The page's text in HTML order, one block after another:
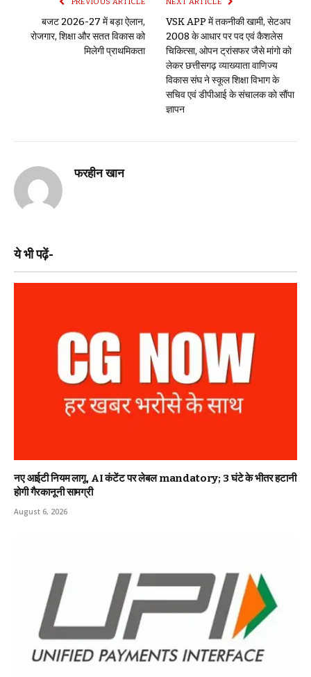
PREVIOUS ARTICLE
बजट 2026-27 में बड़ा ऐलान,
रोजगार, शिक्षा और सतत विकास को
मिलेगी प्राथमिकता
NEXT ARTICLE
VSK APP में तकनीकी खामी, सेटअप
2008 के आधार पर पद एवं कैशलेस
चिकित्सा, ओपन ट्रांसफर जैसे मांगाे काे
लेकर छत्तीसगढ़ व्याख्याता वाणिज्य
विकास संघ ने स्कूल शिक्षा विभाग के
सचिव एवं डीपीआई के संचालक काे साैंपा
ज्ञापन
फरहीन खान
ये भी पढ़ें-
नए आईटी नियम लागू, AI कंटेंट पर लेबल mandatory; 3 घंटे के भीतर हटानी
होगी गैरकानूनी सामग्री
August 6, 2026